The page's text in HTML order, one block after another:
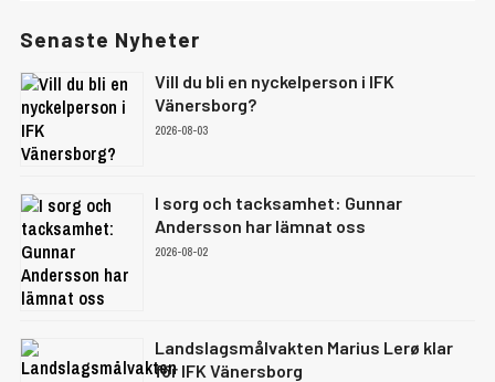
Senaste Nyheter
Vill du bli en nyckelperson i IFK
Vänersborg?
2026-08-03
I sorg och tacksamhet: Gunnar
Andersson har lämnat oss
2026-08-02
Landslagsmålvakten Marius Lerø klar
för IFK Vänersborg